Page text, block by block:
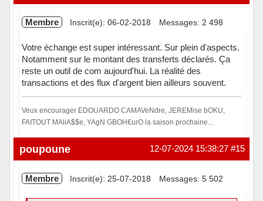
Membre Inscrit(e): 06-02-2018 Messages: 2 498
Votre échange est super intéressant. Sur plein d'aspects.
Notamment sur le montant des transferts déclarés. Ça
reste un outil de com aujourd'hui. La réalité des
transactions et des flux d'argent bien ailleurs souvent.
Veux encourager EDOUARDO CAMAVeNdre, JEREMise bOKU,
FAITOUT MAliA$$e, YAgN GBOH€urO la saison prochaine...
Hors ligne #15
12-07-2024 15:38:27
poupoune
Membre Inscrit(e): 25-07-2018 Messages: 5 502